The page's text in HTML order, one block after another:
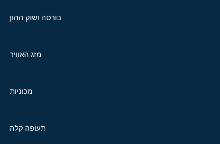
בורסה ושוק ההון
מזג האוויר
מכוניות
תעופה קלה